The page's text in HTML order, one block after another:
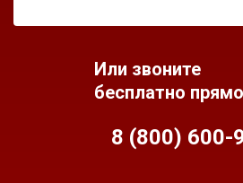
Или звоните
бесплатно
8 (800) 600-